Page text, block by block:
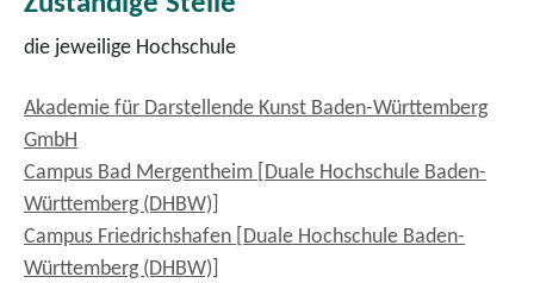
die jeweilige Hochschule
Akademie für Darstellende Kunst Baden-Württemberg
GmbH
Campus Bad Mergentheim [Duale Hochschule Baden-
Württemberg (DHBW)]
Campus Friedrichshafen [Duale Hochschule Baden-
Württemberg (DHBW)]